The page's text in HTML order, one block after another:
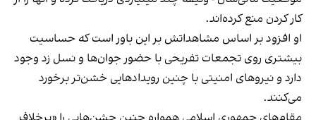
کار کردن منع کرده‌اند.
او افزود بر اساس مشاهداتش بر این باور است که حساسیت
بیشتری روی تجمعات تفریحی با حضور جوان‌ها و نسل زد وجود
دارد و نیروهای امنیتی با چنین رویدادهایی خشن‌تر برخورد
می‌کنند.